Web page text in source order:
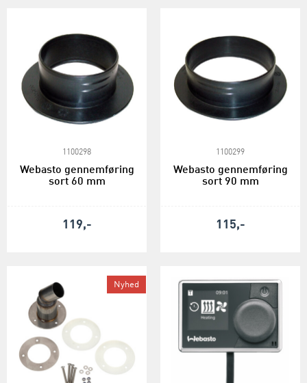
1100298
Webasto gennemføring
sort 60 mm
119,-
1100299
Webasto gennemføring
sort 90 mm
115,-
Nyhed